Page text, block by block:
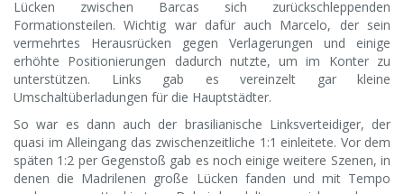
Lücken zwischen Barcas sich zurückschleppenden
Formationsteilen. Wichtig war dafür auch Marcelo, der sein
vermehrtes Herausrücken gegen Verlagerungen und einige
erhöhte Positionierungen dadurch nutzte, um im Konter zu
unterstützen. Links gab es vereinzelt gar kleine
Umschaltüberladungen für die Hauptstädter.
So war es dann auch der brasilianische Linksverteidiger, der
quasi im Alleingang das zwischenzeitliche 1:1 einleitete. Vor dem
späten 1:2 per Gegenstoß gab es noch einige weitere Szenen, in
denen die Madrilenen große Lücken fanden und mit Tempo